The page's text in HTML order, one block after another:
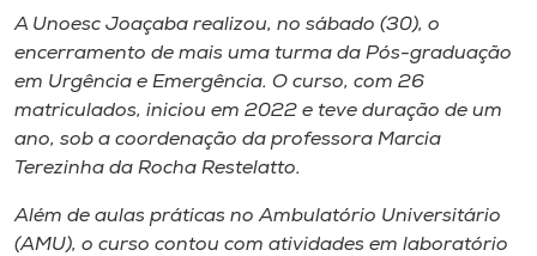
Editora
Rádio
Museu
A Unoesc Joaçaba realizou, no sábado (30), o
encerramento de mais uma turma da Pós-graduação
em Urgência e Emergência. O curso, com 26
matriculados, iniciou em 2022 e teve duração de um
ano, sob a coordenação da professora Marcia
Terezinha da Rocha Restelatto.
Além de aulas práticas no Ambulatório Universitário
(AMU), o curso contou com atividades em laboratório